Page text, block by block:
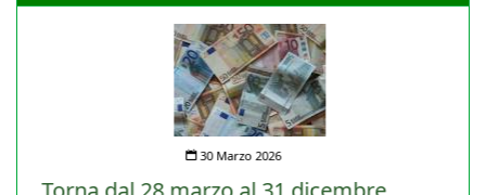
30 Marzo 2026